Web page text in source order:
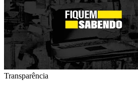
Transparência